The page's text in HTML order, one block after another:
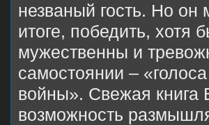
незваный гость. Но он
итоге, победить,
мужественны и
самостоянии –
войны». Свежая
возможность